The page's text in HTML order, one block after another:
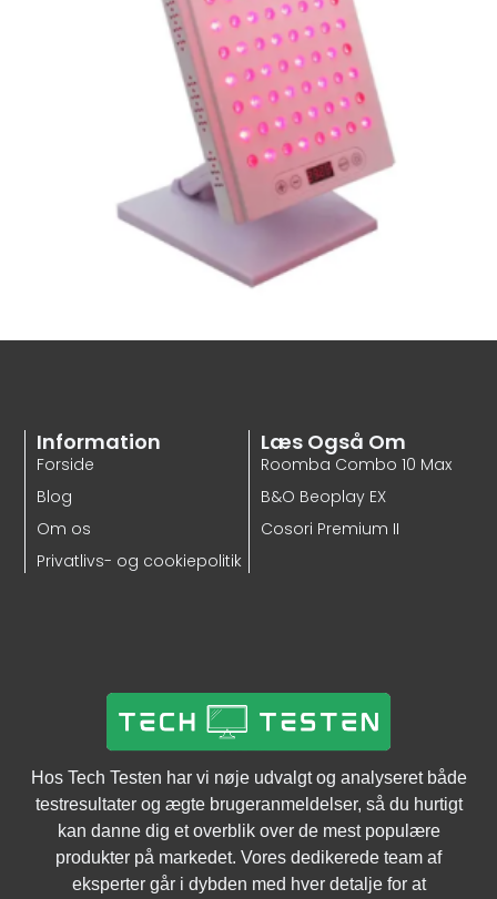
Se Bedste Pris
Hos Tech Testen har vi nøje udvalgt og analyseret både
testresultater og ægte brugeranmeldelser, så du hurtigt
kan danne dig et overblik over de mest populære
produkter på markedet. Vores dedikerede team af
eksperter går i dybden med hver detalje for at
Læs Også Om
Roomba Combo 10 Max
B&O Beoplay EX
Cosori Premium II
Information
Forside
Blog
Om os
Privatlivs- og cookiepolitik